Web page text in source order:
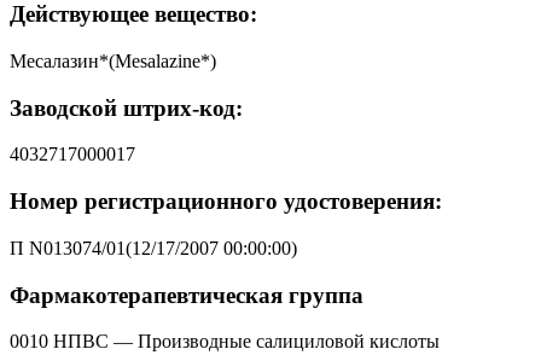
Действующее вещество:
Месалазин*(Mesalazine*)
Заводской штрих-код:
4032717000017
Номер регистрационного удостоверения:
П N013074/01(12/17/2007 00:00:00)
Фармакотерапевтическая группа
0010 НПВС — Производные салициловой кислоты